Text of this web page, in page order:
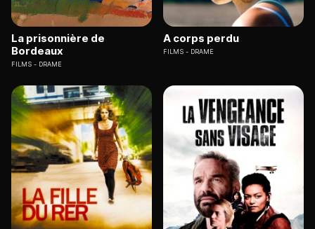
La prisonnière de
Bordeaux
FILMS DRAME
A corps perdu
FILMS DRAME